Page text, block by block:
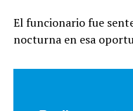
El funcionario fue
nocturna en esa